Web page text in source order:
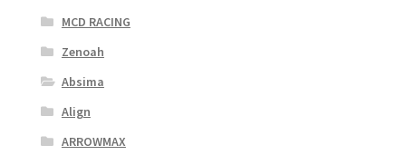
MCD RACING
Zenoah
Absima
Align
ARROWMAX